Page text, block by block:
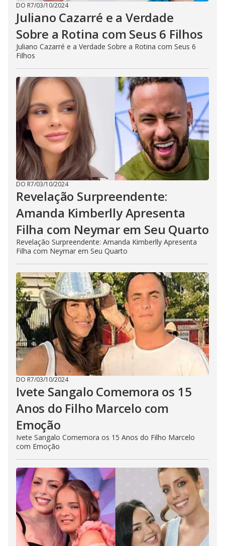
DO R7/03/10/2024
Juliano Cazarré e a Verdade
Sobre a Rotina com Seus 6 Filhos
Juliano Cazarré e a Verdade Sobre a Rotina com Seus 6
Filhos
DO R7/03/10/2024
Revelação Surpreendente:
Amanda Kimberlly Apresenta
Filha com Neymar em Seu Quarto
Revelação Surpreendente: Amanda Kimberlly Apresenta
Filha com Neymar em Seu Quarto
DO R7/03/10/2024
Ivete Sangalo Comemora os 15
Anos do Filho Marcelo com
Emoção
Ivete Sangalo Comemora os 15 Anos do Filho Marcelo
com Emoção